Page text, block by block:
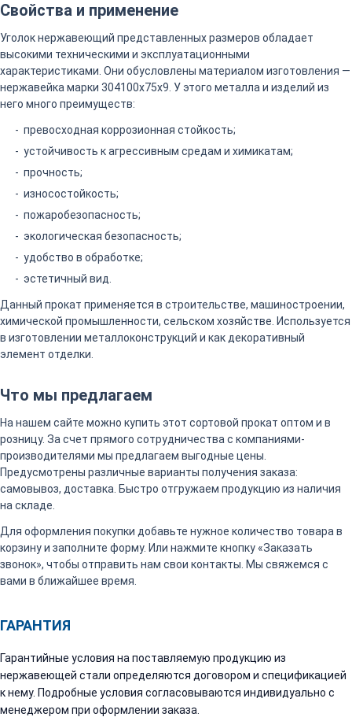
Свойства и применение
Уголок нержавеющий представленных размеров обладает
высокими техническими и эксплуатационными
характеристиками. Они обусловлены материалом изготовления —
нержавейка марки 304100х75х9. У этого металла и изделий из
него много преимуществ:
превосходная коррозионная стойкость;
устойчивость к агрессивным средам и химикатам;
прочность;
износостойкость;
пожаробезопасность;
экологическая безопасность;
удобство в обработке;
эстетичный вид.
Данный прокат применяется в строительстве, машиностроении,
химической промышленности, сельском хозяйстве. Используется
в изготовлении металлоконструкций и как декоративный
элемент отделки.
Что мы предлагаем
На нашем сайте можно купить этот сортовой прокат оптом и в
розницу. За счет прямого сотрудничества с компаниями-
производителями мы предлагаем выгодные цены.
Предусмотрены различные варианты получения заказа:
самовывоз, доставка. Быстро отгружаем продукцию из наличия
на складе.
Для оформления покупки добавьте нужное количество товара в
корзину и заполните форму. Или нажмите кнопку «Заказать
звонок», чтобы отправить нам свои контакты. Мы свяжемся с
вами в ближайшее время.
ГАРАНТИЯ
Гарантийные условия на поставляемую продукцию из
нержавеющей стали определяются договором и спецификацией
к нему. Подробные условия согласовываются индивидуально с
менеджером при оформлении заказа.